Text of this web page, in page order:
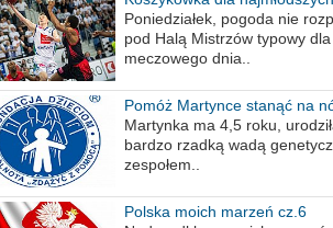
Poniedziałek, pogoda nie
pod Halą Mistrzów typowy dla
meczowego dnia..
Pomóż Martynce stanąć na
Martynka ma 4,5 roku,
bardzo rzadką wadą
zespołem..
Polska moich marzeń cz.6